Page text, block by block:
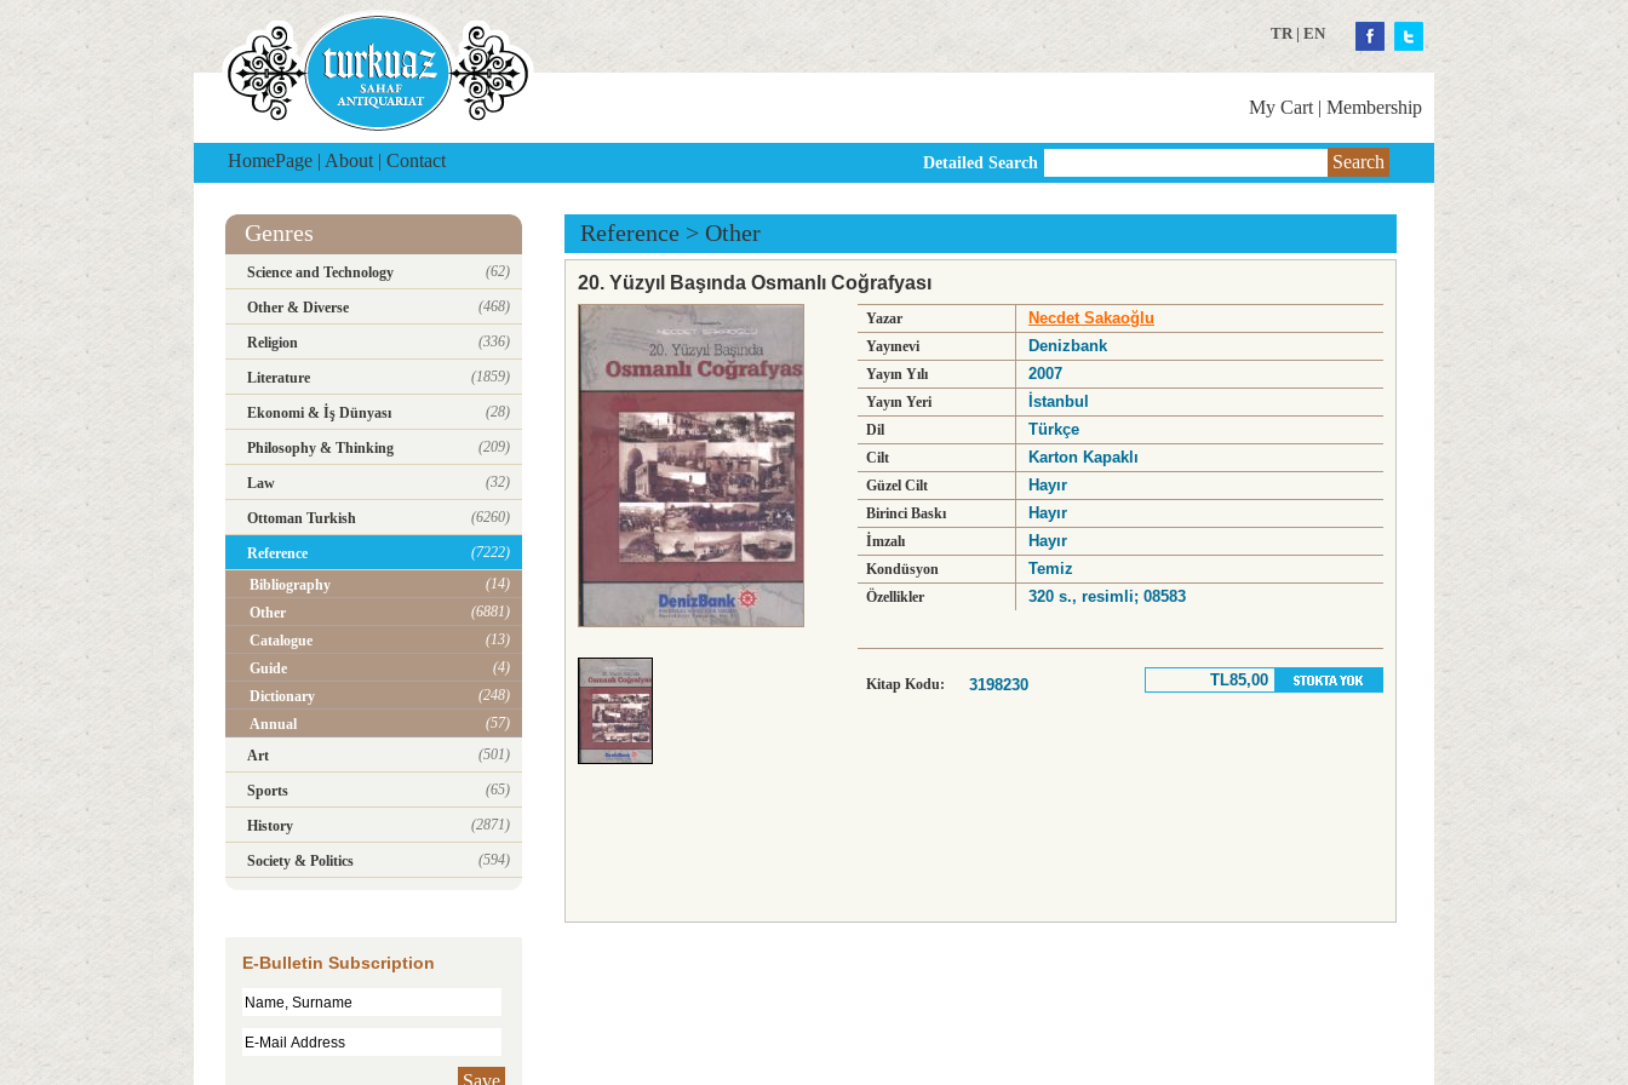
TR| EN
My Cart | Membership
HomePage | About | Contact Detailed Search Search
Genres
Science and Technology (62)
Other & Diverse (468)
Religion (336)
Literature (1859)
Ekonomi & İş Dünyası (28)
Philosophy & Thinking (209)
Law (32)
Ottoman Turkish (6260)
Reference
(7222)
Bibliography
(14)
Other
(6881)
Catalogue
(13)
Guide
(4)
Dictionary
(248)
Annual
(57)
Art
(501)
Sports (65)
History (2871)
Society & Politics (594)
E-Bulletin Subscription
Save
Reference > Other
20. Yüzyıl Başında Osmanlı Coğrafyası
Yazar Necdet Sakaoğlu
Yayınevi Denizbank
Yayın Yılı 2007
Yayın Yeri İstanbul
Dil Türkçe
Cilt Karton Kapaklı
Güzel Cilt Hayır
Birinci Baskı Hayır
İmzalı Hayır
Kondüsyon Temiz
Özellikler 320 s., resimli; 08583
Kitap Kodu: 3198230 TL85,00